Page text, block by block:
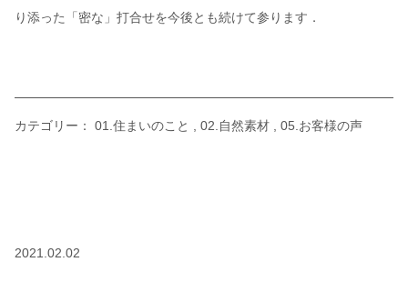
り添った「密な」打合せを今後とも続けて参ります．
カテゴリー： 01.住まいのこと 02.自然素材 05.お客様の声
2021.02.02